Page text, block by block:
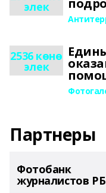
элек
2536 көнө
элек
Партнеры
Фотобанк
журналистов РБ